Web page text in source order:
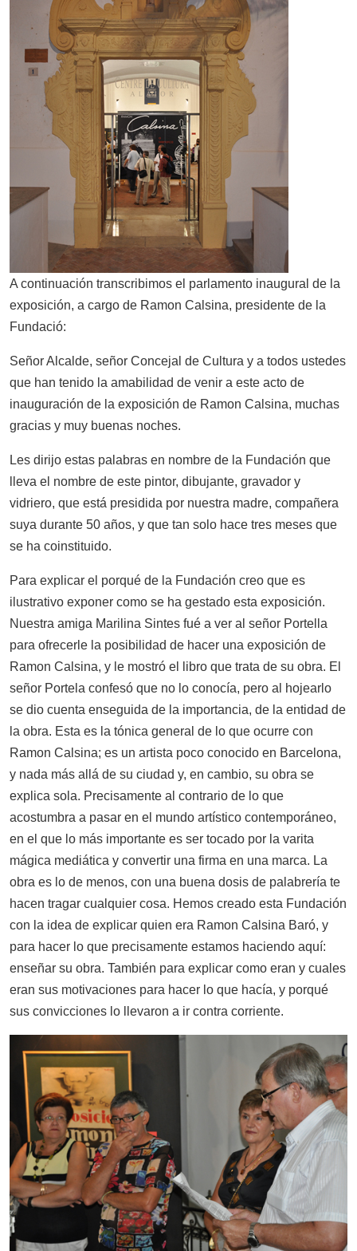
A continuación transcribimos el parlamento inaugural de la
exposición, a cargo de Ramon Calsina, presidente de la
Fundació:
Señor Alcalde, señor Concejal de Cultura y a todos ustedes
que han tenido la amabilidad de venir a este acto de
inauguración de la exposición de Ramon Calsina, muchas
gracias y muy buenas noches.
Les dirijo estas palabras en nombre de la Fundación que
lleva el nombre de este pintor, dibujante, gravador y
vidriero, que está presidida por nuestra madre, compañera
suya durante 50 años, y que tan solo hace tres meses que
se ha coinstituido.
Para explicar el porqué de la Fundación creo que es
ilustrativo exponer como se ha gestado esta exposición.
Nuestra amiga Marilina Sintes fué a ver al señor Portella
para ofrecerle la posibilidad de hacer una exposición de
Ramon Calsina, y le mostró el libro que trata de su obra. El
señor Portela confesó que no lo conocía, pero al hojearlo
se dio cuenta enseguida de la importancia, de la entidad de
la obra. Esta es la tónica general de lo que ocurre con
Ramon Calsina; es un artista poco conocido en Barcelona,
y nada más allá de su ciudad y, en cambio, su obra se
explica sola. Precisamente al contrario de lo que
acostumbra a pasar en el mundo artístico contemporáneo,
en el que lo más importante es ser tocado por la varita
mágica mediática y convertir una firma en una marca. La
obra es lo de menos, con una buena dosis de palabrería te
hacen tragar cualquier cosa. Hemos creado esta Fundación
con la idea de explicar quien era Ramon Calsina Baró, y
para hacer lo que precisamente estamos haciendo aquí:
enseñar su obra. También para explicar como eran y cuales
eran sus motivaciones para hacer lo que hacía, y porqué
sus convicciones lo llevaron a ir contra corriente.